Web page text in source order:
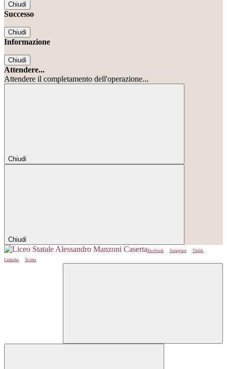
Chiudi
Successo
Chiudi
Informazione
Chiudi
Attendere...
Attendere il completamento dell'operazione...
Chiudi
Chiudi
Facebook Instagram
Tiktok
Linkedin
Twitter